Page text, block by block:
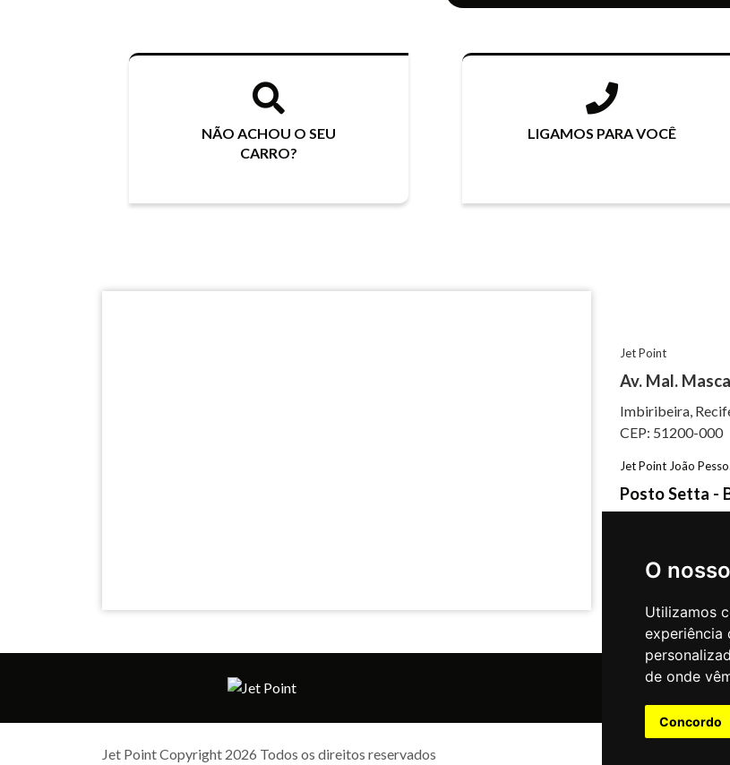
O
Utilizamos
experiência
de onde
Concordo
NÃO ACHOU O SEU
CARRO?
LIGAMOS PARA VOCÊ
Jet Point
Av. Mal.
Imbiribeira,
CEP: 51200-000
Jet Point João
Posto Setta -
Jet Point Copyright 2026 Todos os direitos reservados